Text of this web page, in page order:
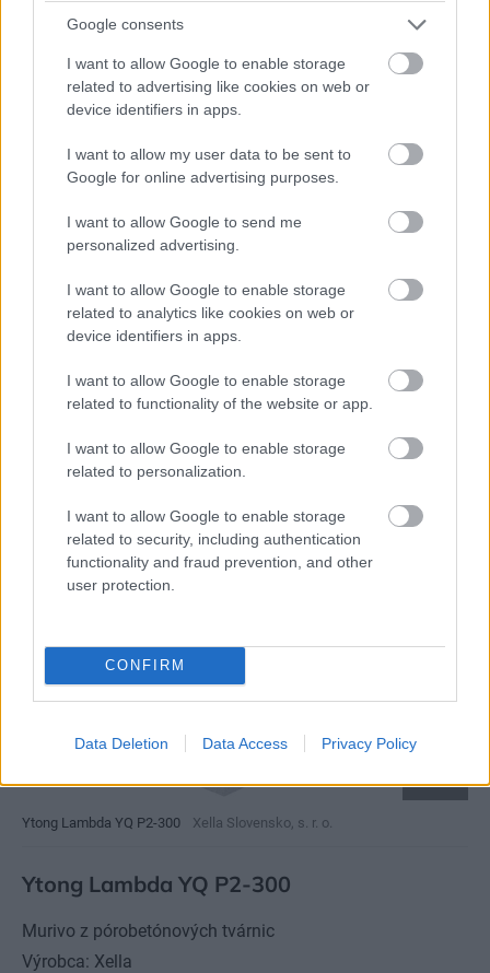
Google consents
I want to allow Google to enable storage
related to advertising like cookies on web or
device identifiers in apps.
I want to allow my user data to be sent to
Google for online advertising purposes.
I want to allow Google to send me
personalized advertising.
I want to allow Google to enable storage
related to analytics like cookies on web or
device identifiers in apps.
I want to allow Google to enable storage
related to functionality of the website or app.
I want to allow Google to enable storage
related to personalization.
I want to allow Google to enable storage
related to security, including authentication
functionality and fraud prevention, and other
user protection.
CONFIRM
Data Deletion Data Access Privacy Policy
LeierPLAN 44 iSO+
Murivo z presných tehál vyplnených sivým polystyrénom,
murované na tenkú škáru
Hrúbka muriva: 440 mm
Súčiniteľ prestupu tepla: U = 0,15 W/(m2.K)
(pri návrhovej vlhkosti muriva, bez vplyvu omietok)
Cena muriva: 59,32 €/m2bez DPH
– vápenná, sadrová, vápenno-sadrová
alebo vápenno-cementová omietka, 15 mm
– ľahká jadrová omietka, 20 mm
omietka, 2-3 mm
Ytong Lambda YQ P2-300 Xella Slovensko, s. r. o.
Ytong Lambda YQ P2-300
Murivo z pórobetónových tvárnic
Výrobca: Xella